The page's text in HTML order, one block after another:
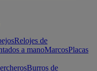
Relojes de
a manoMarcosPlacas
Burros de